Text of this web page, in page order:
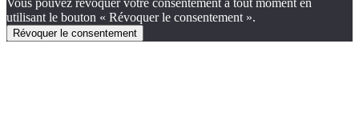
utilisant le bouton « Révoquer le consentement ».
Révoquer le consentement